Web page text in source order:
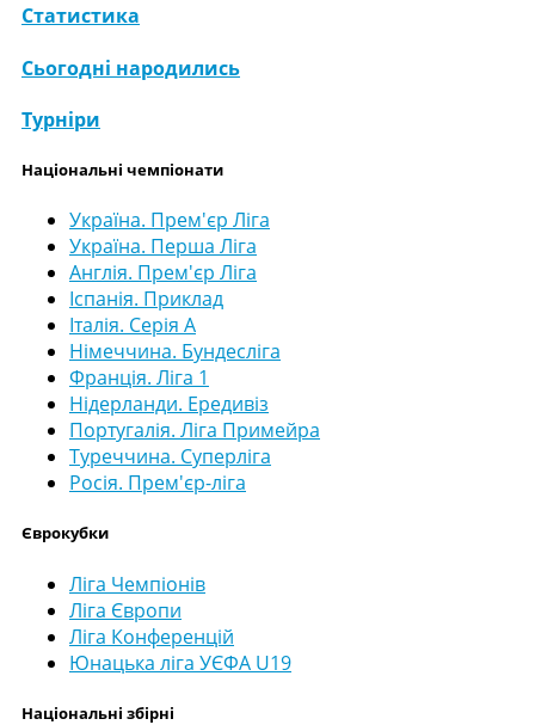
Статистика
Сьогодні народились
Турніри
Національні чемпіонати
Україна. Прем'єр Ліга
Україна. Перша Ліга
Англія. Прем'єр Ліга
Іспанія. Приклад
Італія. Серія А
Німеччина. Бундесліга
Франція. Ліга 1
Нідерланди. Ередивіз
Португалія. Ліга Примейра
Туреччина. Суперліга
Росія. Прем'єр-ліга
Єврокубки
Ліга Чемпіонів
Ліга Європи
Ліга Конференцій
Юнацька ліга УЄФА U19
Національні збірні